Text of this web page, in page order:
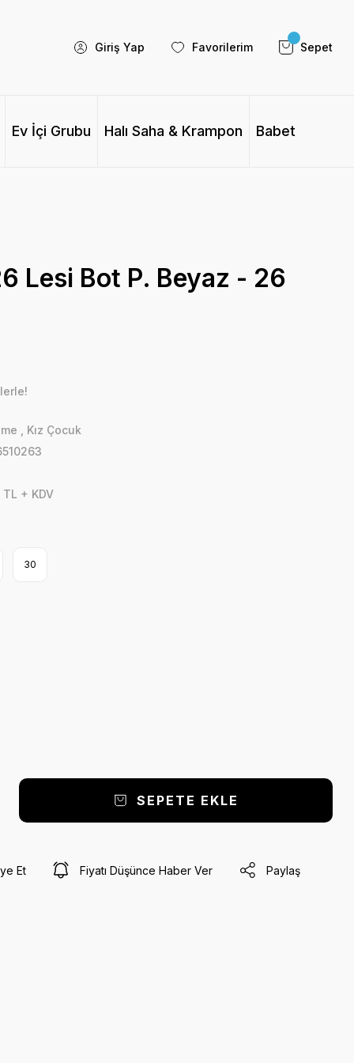
Giriş Yap Favorilerim Sepet
Ev İçi Grubu Halı Saha & Krampon Babet
Lesi Bot P. Beyaz - 26
Kız Çocuk
+ KDV
30
SEPETE EKLE
Et Fiyatı Düşünce Haber Ver Paylaş